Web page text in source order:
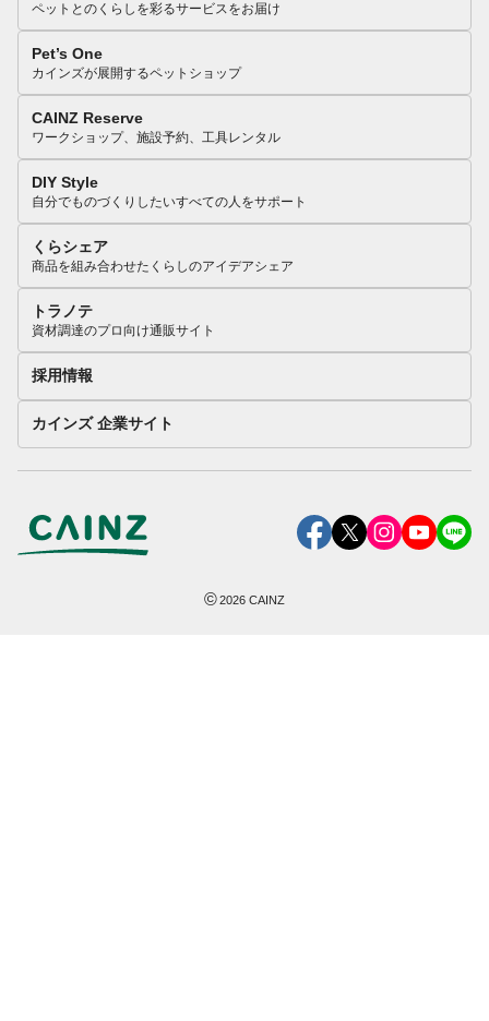
ペットとのくらしを彩るサービスをお届け
Pet’s One
カインズが展開するペットショップ
CAINZ Reserve
ワークショップ、施設予約、工具レンタル
DIY Style
自分でものづくりしたいすべての人をサポート
くらシェア
商品を組み合わせたくらしのアイデアシェア
トラノテ
資材調達のプロ向け通販サイト
採用情報
カインズ 企業サイト
©2026 CAINZ